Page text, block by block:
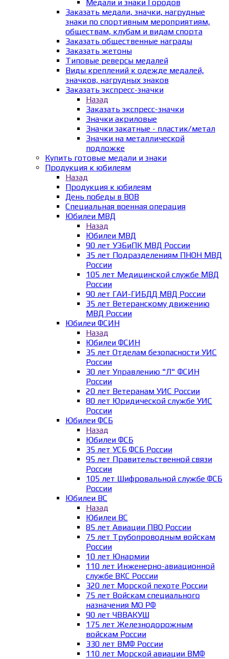
Медали и знаки Городов
Заказать медали, значки, нагрудные
знаки по спортивным мероприятиям,
обществам, клубам и видам спорта
Заказать общественные награды
Заказать жетоны
Типовые реверсы медалей
Виды креплений к одежде медалей,
значков, нагрудных знаков
Заказать экспресс-значки
Назад
Заказать экспресс-значки
Значки акриловые
Значки закатные - пластик/метал
Значки на металлической
подложке
Купить готовые медали и знаки
Продукция к юбилеям
Назад
Продукция к юбилеям
День победы в ВОВ
Специальная военная операция
Юбилеи МВД
Назад
Юбилеи МВД
90 лет УЭБиПК МВД России
35 лет Подразделениям ПНОН МВД
России
105 лет Медицинской службе МВД
России
90 лет ГАИ-ГИБДД МВД России
35 лет Ветеранскому движению
МВД России
Юбилеи ФСИН
Назад
Юбилеи ФСИН
35 лет Отделам безопасности УИС
России
30 лет Управлению "Л" ФСИН
России
20 лет Ветеранам УИС России
80 лет Юридической службе УИС
России
Юбилеи ФСБ
Назад
Юбилеи ФСБ
35 лет УСБ ФСБ России
95 лет Правительственной связи
России
105 лет Шифровальной службе ФСБ
России
Юбилеи ВС
Назад
Юбилеи ВС
85 лет Авиации ПВО России
75 лет Трубопроводным войскам
России
10 лет Юнармии
110 лет Инженерно-авиационной
службе ВКС России
320 лет Морской пехоте России
75 лет Войскам специального
назначения МО РФ
90 лет ЧВВАКУШ
175 лет Железнодорожным
войскам России
330 лет ВМФ России
110 лет Морской авиации ВМФ